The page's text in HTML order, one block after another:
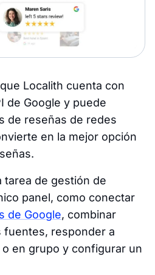
Localith cuenta con
de Google y puede
de reseñas de redes
en la mejor opción
tarea de gestión de
panel, como conectar
de Google, combinar
fuentes, responder a
en grupo y configurar un